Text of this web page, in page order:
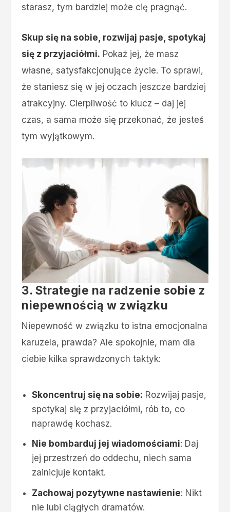
starasz, tym bardziej może cię pragnąć.
Skup się na sobie, rozwijaj pasje, spotykaj
się z przyjaciółmi. Pokaż jej, że masz
własne, satysfakcjonujące życie. To sprawi,
że staniesz się w jej oczach jeszcze bardziej
atrakcyjny. Cierpliwość to klucz – daj jej
czas, a sama może się przekonać, że jesteś
tym wyjątkowym.
3. Strategie na radzenie sobie z
niepewnością w związku
Niepewność w związku to istna emocjonalna
karuzela, prawda? Ale spokojnie, mam dla
ciebie kilka sprawdzonych taktyk:
Skoncentruj się na sobie: Rozwijaj pasje,
spotykaj się z przyjaciółmi, rób to, co
naprawdę kochasz.
Nie bombarduj jej wiadomościami: Daj
jej przestrzeń do oddechu, niech sama
zainicjuje kontakt.
Zachowaj pozytywne nastawienie: Nikt
nie lubi ciągłych dramatów.